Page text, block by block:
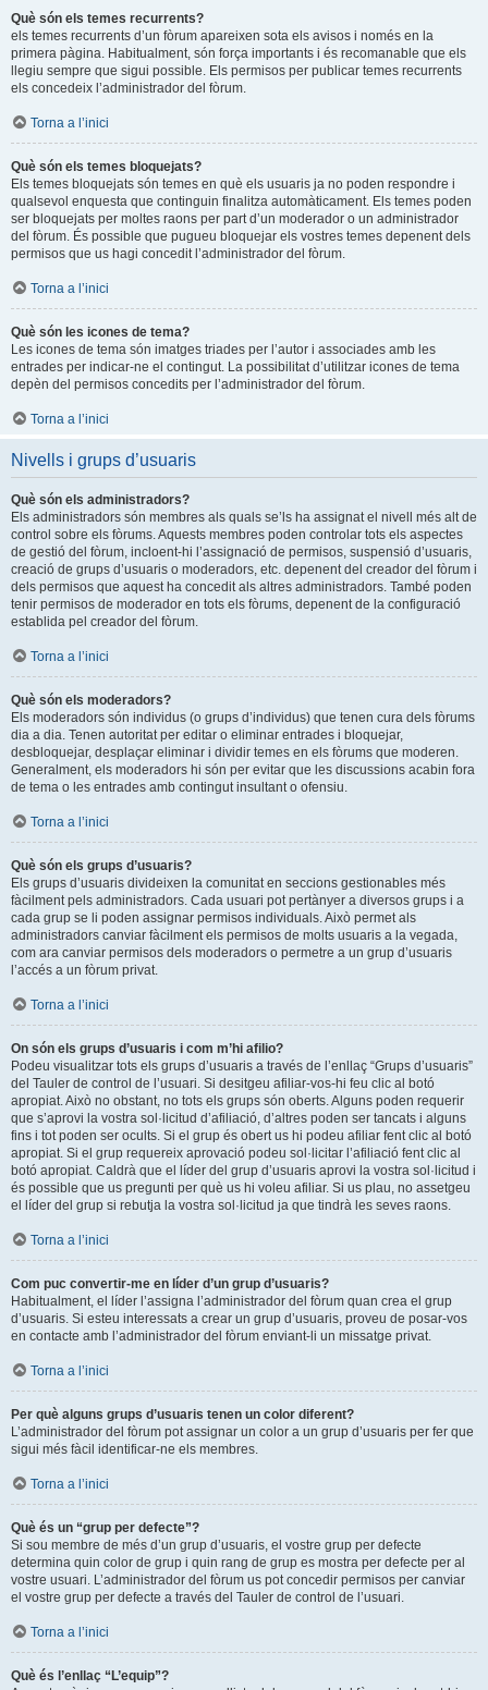
Què són els temes recurrents?
els temes recurrents d’un fòrum apareixen sota els avisos i només en la
primera pàgina. Habitualment, són força importants i és recomanable que els
llegiu sempre que sigui possible. Els permisos per publicar temes recurrents
els concedeix l’administrador del fòrum.
Torna a l’inici
Què són els temes bloquejats?
Els temes bloquejats són temes en què els usuaris ja no poden respondre i
qualsevol enquesta que continguin finalitza automàticament. Els temes poden
ser bloquejats per moltes raons per part d’un moderador o un administrador
del fòrum. És possible que pugueu bloquejar els vostres temes depenent dels
permisos que us hagi concedit l’administrador del fòrum.
Torna a l’inici
Què són les icones de tema?
Les icones de tema són imatges triades per l’autor i associades amb les
entrades per indicar-ne el contingut. La possibilitat d’utilitzar icones de tema
depèn del permisos concedits per l’administrador del fòrum.
Torna a l’inici
Nivells i grups d’usuaris
Què són els administradors?
Els administradors són membres als quals se’ls ha assignat el nivell més alt de
control sobre els fòrums. Aquests membres poden controlar tots els aspectes
de gestió del fòrum, incloent-hi l’assignació de permisos, suspensió d’usuaris,
creació de grups d’usuaris o moderadors, etc. depenent del creador del fòrum i
dels permisos que aquest ha concedit als altres administradors. També poden
tenir permisos de moderador en tots els fòrums, depenent de la configuració
establida pel creador del fòrum.
Torna a l’inici
Què són els moderadors?
Els moderadors són individus (o grups d’individus) que tenen cura dels fòrums
dia a dia. Tenen autoritat per editar o eliminar entrades i bloquejar,
desbloquejar, desplaçar eliminar i dividir temes en els fòrums que moderen.
Generalment, els moderadors hi són per evitar que les discussions acabin fora
de tema o les entrades amb contingut insultant o ofensiu.
Torna a l’inici
Què són els grups d’usuaris?
Els grups d’usuaris divideixen la comunitat en seccions gestionables més
fàcilment pels administradors. Cada usuari pot pertànyer a diversos grups i a
cada grup se li poden assignar permisos individuals. Això permet als
administradors canviar fàcilment els permisos de molts usuaris a la vegada,
com ara canviar permisos dels moderadors o permetre a un grup d’usuaris
l’accés a un fòrum privat.
Torna a l’inici
On són els grups d’usuaris i com m’hi afilio?
Podeu visualitzar tots els grups d’usuaris a través de l’enllaç “Grups d’usuaris”
del Tauler de control de l’usuari. Si desitgeu afiliar-vos-hi feu clic al botó
apropiat. Això no obstant, no tots els grups són oberts. Alguns poden requerir
que s’aprovi la vostra sol·licitud d’afiliació, d’altres poden ser tancats i alguns
fins i tot poden ser ocults. Si el grup és obert us hi podeu afiliar fent clic al botó
apropiat. Si el grup requereix aprovació podeu sol·licitar l’afiliació fent clic al
botó apropiat. Caldrà que el líder del grup d’usuaris aprovi la vostra sol·licitud i
és possible que us pregunti per què us hi voleu afiliar. Si us plau, no assetgeu
el líder del grup si rebutja la vostra sol·licitud ja que tindrà les seves raons.
Torna a l’inici
Com puc convertir-me en líder d’un grup d’usuaris?
Habitualment, el líder l’assigna l’administrador del fòrum quan crea el grup
d’usuaris. Si esteu interessats a crear un grup d’usuaris, proveu de posar-vos
en contacte amb l’administrador del fòrum enviant-li un missatge privat.
Torna a l’inici
Per què alguns grups d’usuaris tenen un color diferent?
L’administrador del fòrum pot assignar un color a un grup d’usuaris per fer que
sigui més fàcil identificar-ne els membres.
Torna a l’inici
Què és un “grup per defecte”?
Si sou membre de més d’un grup d’usuaris, el vostre grup per defecte
determina quin color de grup i quin rang de grup es mostra per defecte per al
vostre usuari. L’administrador del fòrum us pot concedir permisos per canviar
el vostre grup per defecte a través del Tauler de control de l’usuari.
Torna a l’inici
Què és l’enllaç “L’equip”?